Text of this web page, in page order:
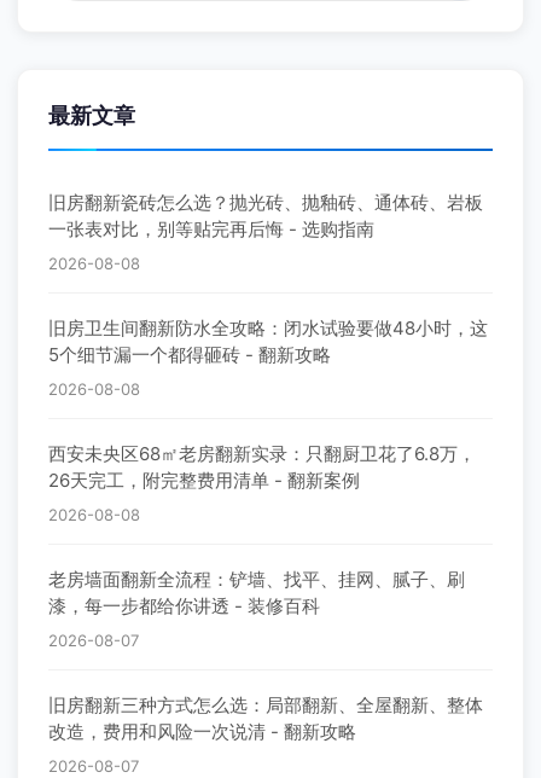
最新文章
旧房翻新瓷砖怎么选？抛光砖、抛釉砖、通体砖、岩板
一张表对比，别等贴完再后悔 - 选购指南
2026-08-08
旧房卫生间翻新防水全攻略：闭水试验要做48小时，这
5个细节漏一个都得砸砖 - 翻新攻略
2026-08-08
西安未央区68㎡老房翻新实录：只翻厨卫花了6.8万，
26天完工，附完整费用清单 - 翻新案例
2026-08-08
老房墙面翻新全流程：铲墙、找平、挂网、腻子、刷
漆，每一步都给你讲透 - 装修百科
2026-08-07
旧房翻新三种方式怎么选：局部翻新、全屋翻新、整体
改造，费用和风险一次说清 - 翻新攻略
2026-08-07